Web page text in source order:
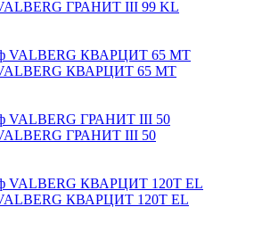
ГРАНИТ III 99 KL
VALBERG КВАРЦИТ 65 МТ
ГРАНИТ III 50
КВАРЦИТ 120Т EL